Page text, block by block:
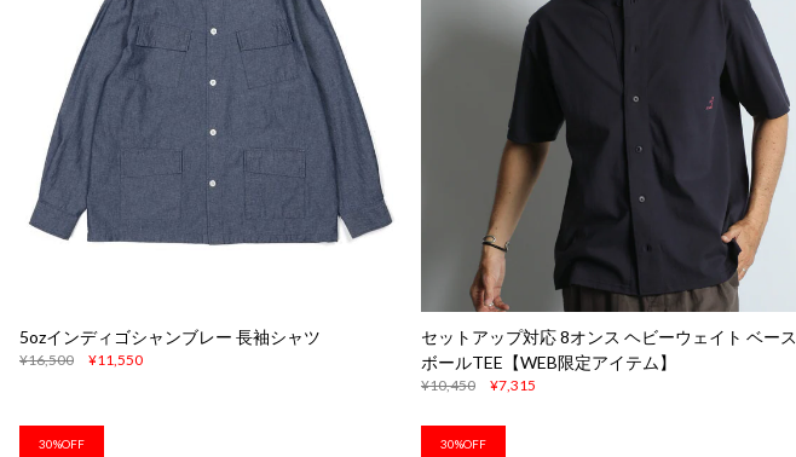
5ozインディゴシャンブレー 長袖シャツ
¥16,500 ¥11,550
セットアップ対応 8オンス ヘビーウェイト ベース
ボールTEE【WEB限定アイテム】
¥10,450 ¥7,315
30%OFF 30%OFF